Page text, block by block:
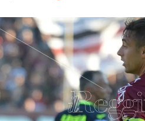
AMBIENTE
SOCIETÀ
CULTURA
ECONOMIA E LAVORO